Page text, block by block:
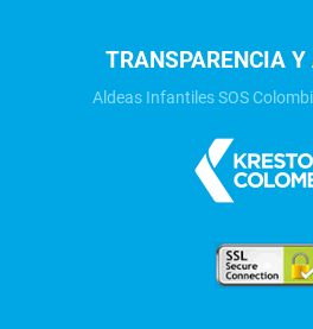
TRANSPARENCIA
Aldeas Infantiles SOS